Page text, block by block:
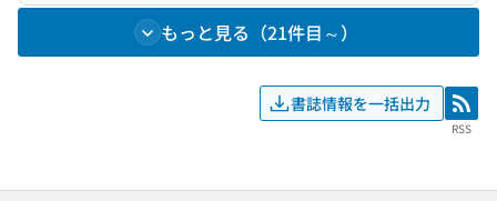
もっと見る（21件目～）
書誌情報を一括出力 RSS
RSS